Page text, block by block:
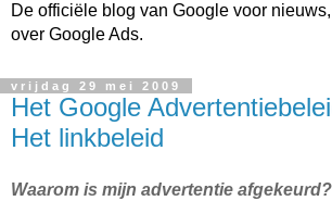
De officiële blog van Google voor
over Google Ads.
vrijdag 29 mei 2009
Het Google
Het linkbeleid
Waarom is mijn advertentie afgekeurd?